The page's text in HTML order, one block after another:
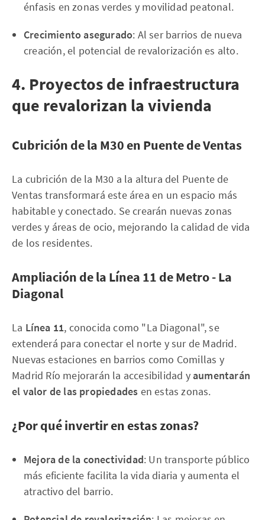
énfasis en zonas verdes y movilidad peatonal.
Crecimiento asegurado: Al ser barrios de nueva
creación, el potencial de revalorización es alto.
4. Proyectos de infraestructura
que revalorizan la vivienda
Cubrición de la M30 en Puente de Ventas
La cubrición de la M30 a la altura del Puente de
Ventas transformará este área en un espacio más
habitable y conectado. Se crearán nuevas zonas
verdes y áreas de ocio, mejorando la calidad de vida
de los residentes.
Ampliación de la Línea 11 de Metro - La
Diagonal
La Línea 11, conocida como "La Diagonal", se
extenderá para conectar el norte y sur de Madrid.
Nuevas estaciones en barrios como Comillas y
Madrid Río mejorarán la accesibilidad y aumentarán
el valor de las propiedades en estas zonas.
¿Por qué invertir en estas zonas?
Mejora de la conectividad: Un transporte público
más eficiente facilita la vida diaria y aumenta el
atractivo del barrio.